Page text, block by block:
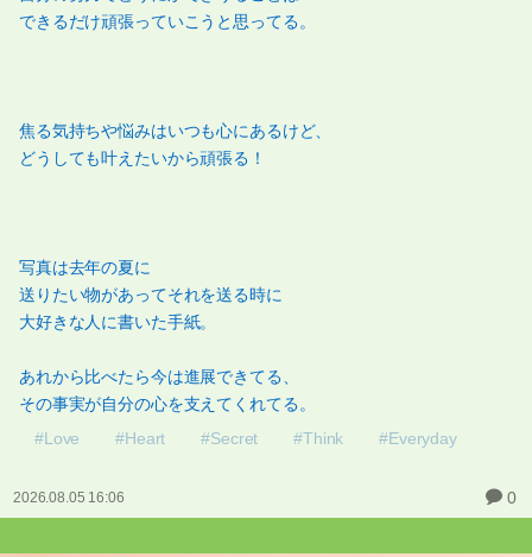
できるだけ頑張っていこうと思ってる。
焦る気持ちや悩みはいつも心にあるけど、
どうしても叶えたいから頑張る！
写真は去年の夏に
送りたい物があってそれを送る時に
大好きな人に書いた手紙。
あれから比べたら今は進展できてる、
その事実が自分の心を支えてくれてる。
#Love
#Heart #Secret #Think #Everyday
2026.08.05 16:06 0